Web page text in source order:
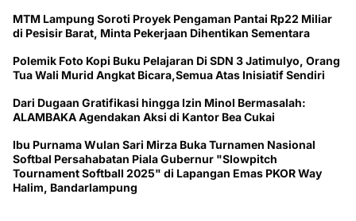
MTM Lampung Soroti Proyek Pengaman Pantai Rp22 Miliar
di Pesisir Barat, Minta Pekerjaan Dihentikan Sementara
Polemik Foto Kopi Buku Pelajaran Di SDN 3 Jatimulyo, Orang
Tua Wali Murid Angkat Bicara,Semua Atas Inisiatif Sendiri
Dari Dugaan Gratifikasi hingga Izin Minol Bermasalah:
ALAMBAKA Agendakan Aksi di Kantor Bea Cukai
Ibu Purnama Wulan Sari Mirza Buka Turnamen Nasional
Softbal Persahabatan Piala Gubernur "Slowpitch
Tournament Softball 2025" di Lapangan Emas PKOR Way
Halim, Bandarlampung